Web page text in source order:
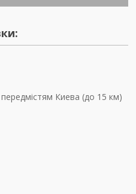
Киева (до 15 км)